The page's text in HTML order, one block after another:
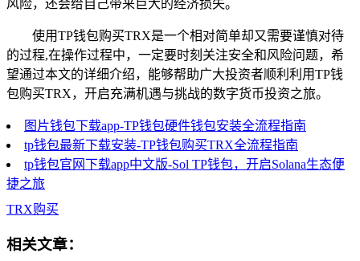
风险，还会给自己带来巨大的经济损失。
使用TP钱包购买TRX是一个相对简单却又需要谨慎对待
的过程,在操作过程中，一定要时刻关注安全和风险问题，希
望通过本文的详细介绍，能够帮助广大投资者顺利利用TP钱
包购买TRX，开启充满机遇与挑战的数字货币投资之旅。
图片钱包下载app-TP钱包硬件钱包安装全流程指南
tp钱包最新下载安装-TP钱包购买TRX全流程指南
tp钱包官网下载app中文版-Sol TP钱包，开启Solana生态便
捷之旅
TRX购买
相关文章：